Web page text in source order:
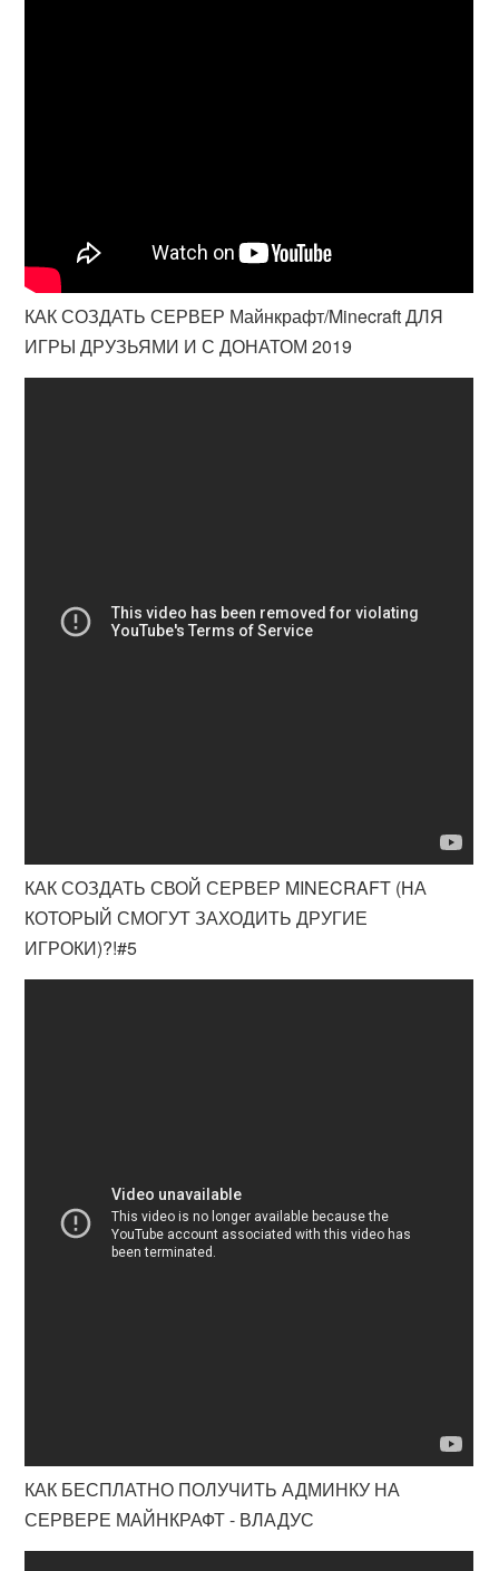
КАК СОЗДАТЬ СЕРВЕР Майнкрафт/Minecraft ДЛЯ
ИГРЫ ДРУЗЬЯМИ И С ДОНАТОМ 2019
КАК СОЗДАТЬ СВОЙ СЕРВЕР MINECRAFT (НА
КОТОРЫЙ СМОГУТ ЗАХОДИТЬ ДРУГИЕ
ИГРОКИ)?!#5
КАК БЕСПЛАТНО ПОЛУЧИТЬ АДМИНКУ НА
СЕРВЕРЕ МАЙНКРАФТ - ВЛАДУС